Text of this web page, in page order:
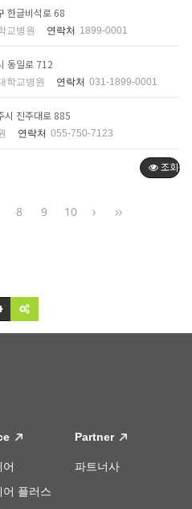
한글비석로 68
교병원 연락처 1899-0001
동일로 712
학교병원 연락처 031-1899-0001
시 진주대로 885
연락처 055-750-7123
조회순
8 9 10
어 플러스
Partner
파트너사